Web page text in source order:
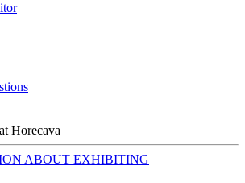
Horecava
ABOUT EXHIBITING